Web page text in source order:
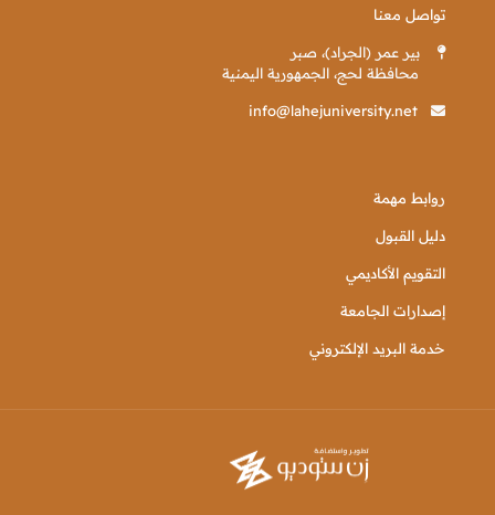
تواصل معنا
بير عمر (الجراد)، صبر
محافظة لحج، الجمهورية اليمنية
info@lahejuniversity.net
روابط مهمة
دليل القبول
التقويم الأكاديمي
إصدارات الجامعة
خدمة البريد الإلكتروني